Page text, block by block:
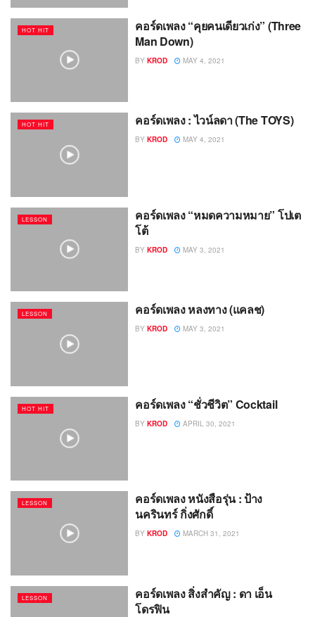
HOT HIT
คอร์ดเพลง “คุยคนเดียวเก่ง” (Three
Man Down)
BY KROD MAY 4, 2021
HOT HIT คอร์ดเพลง : ไวน์ลดา (The TOYS)
BY KROD MAY 4, 2021
LESSON
คอร์ดเพลง “หมดความหมาย” โปเต
โต้
BY KROD MAY 3, 2021
LESSON คอร์ดเพลง หลงทาง (แคลช)
BY KROD MAY 3, 2021
HOT HIT คอร์ดเพลง “ชั่วชีวิต” Cocktail
BY KROD APRIL 30, 2021
LESSON
คอร์ดเพลง หนังสือรุ่น : ป้าง
นครินทร์ กิ่งศักดิ์
BY KROD MARCH 31, 2021
LESSON
คอร์ดเพลง สิ่งสำคัญ : ดา เอ็น
โดรฟิน